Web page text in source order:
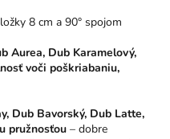
8 cm a 90° spojom
Aurea, Dub Karamelový,
voči poškriabaniu,
Dub Bavorský, Dub Latte,
pružnosťou – dobre